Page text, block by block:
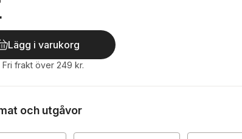
Lägg i varukorg
Fri frakt över 249 kr.
och utgåvor